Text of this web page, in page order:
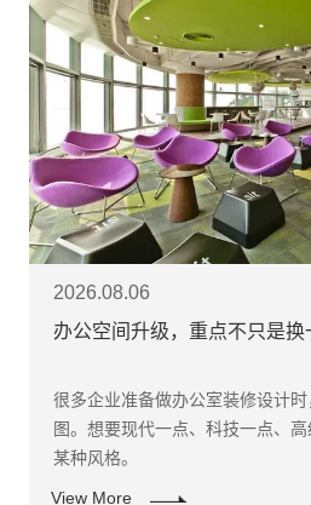
2026.08.06
办公空间升级，重点不只是
很多企业准备做办公室装修设计
图。想要现代一点、科技一点、
某种风格。
View More